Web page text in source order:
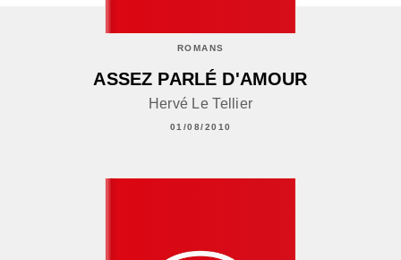
ROMANS
ASSEZ PARLÉ D'AMOUR
Hervé Le Tellier
01/08/2010